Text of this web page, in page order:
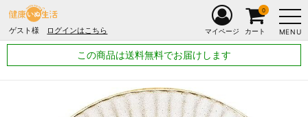
ゲスト様 ログインはこちら MENU
マイページ カート
0
この商品は送料無料でお届けします